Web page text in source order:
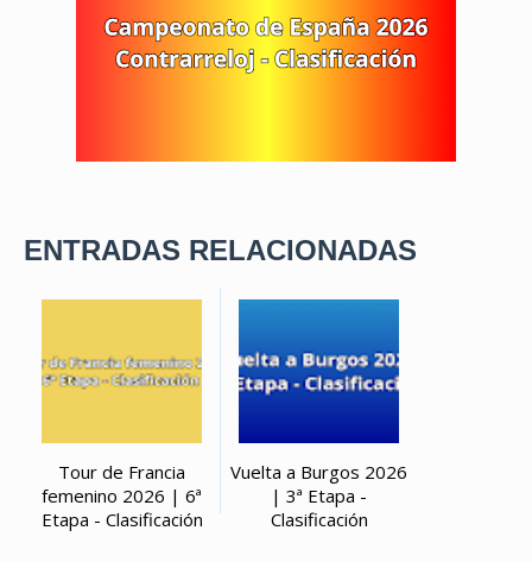
ENTRADAS RELACIONADAS
Tour de Francia
femenino 2026 | 6ª
Etapa - Clasificación
Vuelta a Burgos 2026
| 3ª Etapa -
Clasificación